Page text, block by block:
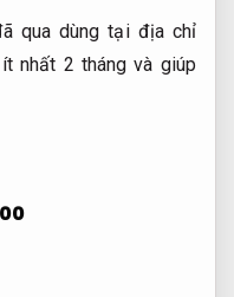
qua dùng tại địa chỉ
nhất 2 tháng và giúp